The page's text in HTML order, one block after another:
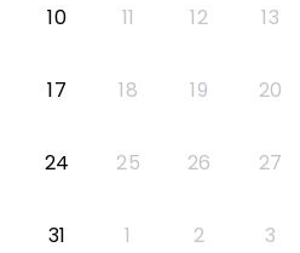
10 11 12 13
17 18 19 20
24 25 26 27
31 1 2 3